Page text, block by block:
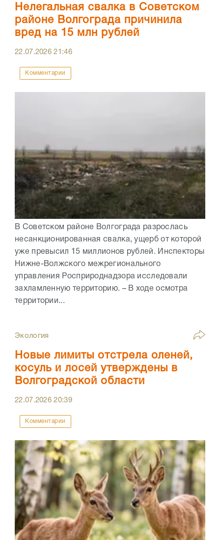
Нелегальная свалка в Советском
районе Волгограда причинила
вред на 15 млн рублей
22.07.202621:46
Комментарии
В Советском районе Волгограда разрослась
несанкционированная свалка, ущерб от которой
уже превысил 15 миллионов рублей. Инспекторы
Нижне-Волжского межрегионального
управления Росприроднадзора исследовали
захламленную территорию. – В ходе осмотра
территории...
Экология
Новые лимиты отстрела оленей,
косуль и лосей утверждены в
Волгоградской области
22.07.202620:39
Комментарии